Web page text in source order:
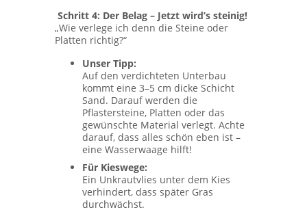
Schritt 4: Der Belag – Jetzt wird’s steinig!
„Wie verlege ich denn die Steine oder
Platten richtig?“
Unser Tipp:
Auf den verdichteten Unterbau
kommt eine 3–5 cm dicke Schicht
Sand. Darauf werden die
Pflastersteine, Platten oder das
gewünschte Material verlegt. Achte
darauf, dass alles schön eben ist –
eine Wasserwaage hilft!
Für Kieswege:
Ein Unkrautvlies unter dem Kies
verhindert, dass später Gras
durchwächst.